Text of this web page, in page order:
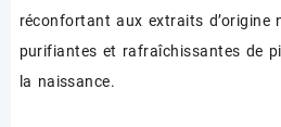
réconfortant aux extraits d’origine
purifiantes et rafraîchissantes de
la naissance.